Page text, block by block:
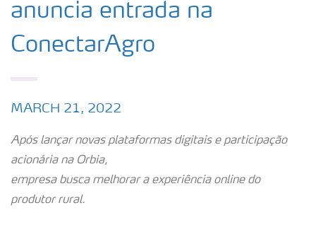
anuncia entrada na
ConectarAgro
MARCH 21, 2022
Após lançar novas plataformas digitais e participação
acionária na Orbia,
empresa busca melhorar a experiência online do
produtor rural.